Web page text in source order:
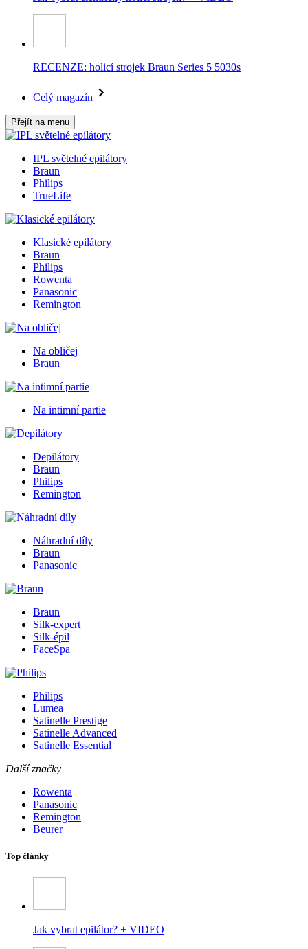
RECENZE: holicí strojek Braun Series 5 5030s
Celý magazín
Přejít na menu
IPL světelné epilátory
Braun
Philips
TrueLife
Klasické epilátory
Braun
Philips
Rowenta
Panasonic
Remington
Na obličej
Braun
Na intimní partie
Depilátory
Braun
Philips
Remington
Náhradní díly
Braun
Panasonic
Braun
Silk-expert
Silk-épil
FaceSpa
Philips
Lumea
Satinelle Prestige
Satinelle Advanced
Satinelle Essential
Další značky
Rowenta
Panasonic
Remington
Beurer
Top články
Jak vybrat epilátor? + VIDEO